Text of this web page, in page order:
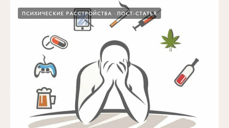
ПСИХИЧЕСКИЕ РАССТРОЙСТВА ПОСТ-СТАТЬЯ